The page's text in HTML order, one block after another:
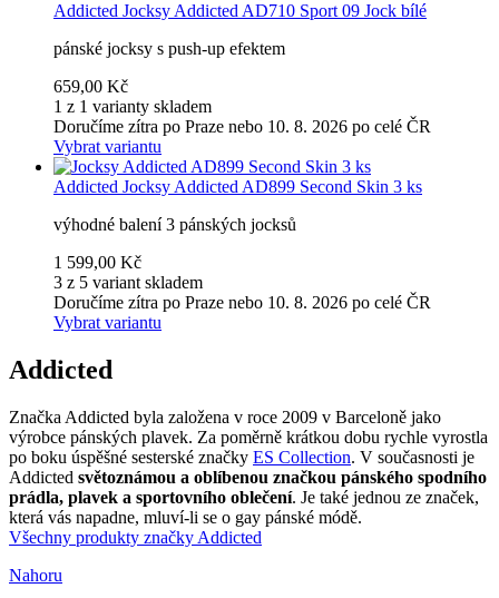
Addicted Jocksy Addicted AD710 Sport 09 Jock bílé
pánské jocksy s push-up efektem
659,00 Kč
1 z 1 varianty skladem
Doručíme zítra po Praze nebo 10. 8. 2026 po celé ČR
Vybrat variantu
Addicted Jocksy Addicted AD899 Second Skin 3 ks
výhodné balení 3 pánských jocksů
1 599,00 Kč
3 z 5 variant skladem
Doručíme zítra po Praze nebo 10. 8. 2026 po celé ČR
Vybrat variantu
Addicted
Značka Addicted byla založena v roce 2009 v Barceloně jako
výrobce pánských plavek. Za poměrně krátkou dobu rychle vyrostla
po boku úspěšné sesterské značky ES Collection. V současnosti je
Addicted světoznámou a oblíbenou značkou pánského spodního
prádla, plavek a sportovního oblečení. Je také jednou ze značek,
která vás napadne, mluví-li se o gay pánské módě.
Všechny produkty značky Addicted
Nahoru